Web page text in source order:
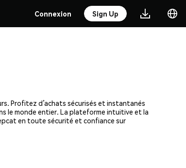
Connexion Sign Up
Profitez d’achats sécurisés et instantanés
le monde entier. La plateforme intuitive et la
en toute sécurité et confiance sur